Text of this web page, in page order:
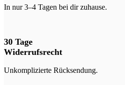
In nur 3–4 Tagen bei dir zuhause.
30 Tage
Widerrufsrecht
Unkomplizierte Rücksendung.